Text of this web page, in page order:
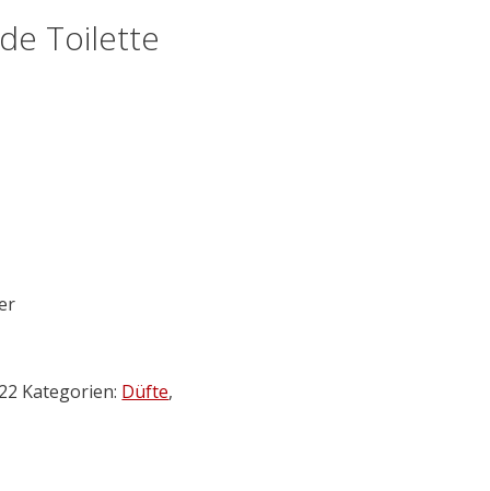
Toilette
Kategorien: Düfte,